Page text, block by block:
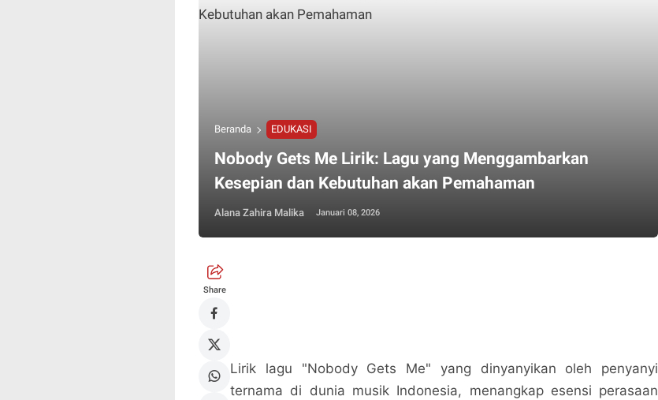
Beranda EDUKASI
Nobody Gets Me Lirik: Lagu yang Menggambarkan
Kesepian dan Kebutuhan akan Pemahaman
Alana Zahira Malika Januari 08, 2026
Share
Lirik lagu "Nobody Gets Me" yang dinyanyikan oleh penyanyi
ternama di dunia musik Indonesia, menangkap esensi perasaan